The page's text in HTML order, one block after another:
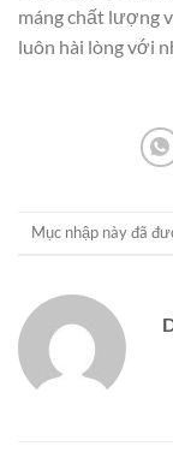
máng chất lượng
luôn hài lòng với
Mục nhập này đã